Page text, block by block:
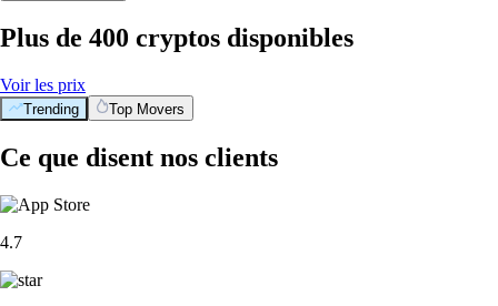
Plus de 400 cryptos disponibles
Voir les prix
Trending Top Movers
Ce que disent nos clients
4.7